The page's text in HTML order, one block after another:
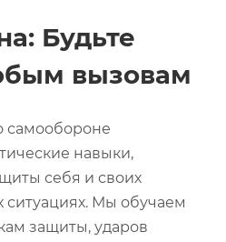
Будьте
вызовам
самообороне
навыки,
себя и своих
ситуациях. Мы обучаем
защиты, ударов